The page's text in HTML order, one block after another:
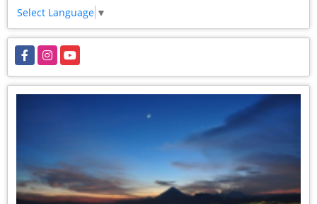
Select Language ▼
FacebookInstagramYouTube